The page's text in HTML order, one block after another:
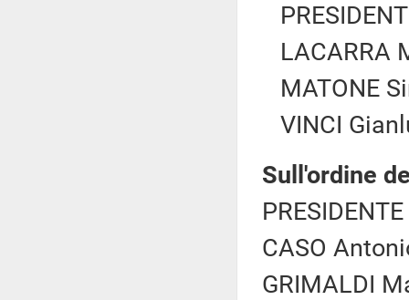
LACARRA
MATONE
VINCI
Sull'ordine
CASO
GRIMALDI